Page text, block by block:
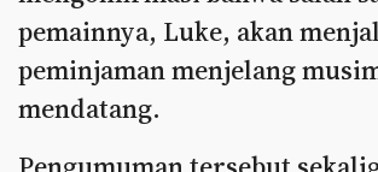
pemainnya, Luke, akan
peminjaman menjelang
mendatang.